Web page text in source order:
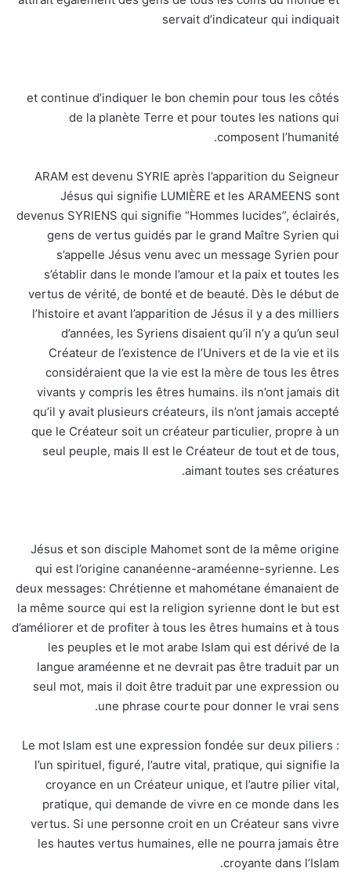
servait d’indicateur qui indiquait
et continue d’indiquer le bon chemin pour tous les côtés
de la planète Terre et pour toutes les nations qui
composent l’humanité.
ARAM est devenu SYRIE après l’apparition du Seigneur
Jésus qui signifie LUMIÈRE et les ARAMEENS sont
devenus SYRIENS qui signifie “Hommes lucides”, éclairés,
gens de vertus guidés par le grand Maître Syrien qui
s’appelle Jésus venu avec un message Syrien pour
s’établir dans le monde l’amour et la paix et toutes les
vertus de vérité, de bonté et de beauté. Dès le début de
l’histoire et avant l’apparition de Jésus il y a des milliers
d’années, les Syriens disaient qu’il n’y a qu’un seul
Créateur de l’existence de l’Univers et de la vie et ils
considéraient que la vie est la mère de tous les êtres
vivants y compris les êtres humains. ils n’ont jamais dit
qu’il y avait plusieurs créateurs, ils n’ont jamais accepté
que le Créateur soit un créateur particulier, propre à un
seul peuple, mais Il est le Créateur de tout et de tous,
aimant toutes ses créatures.
Jésus et son disciple Mahomet sont de la même origine
qui est l’origine cananéenne-araméenne-syrienne. Les
deux messages: Chrétienne et mahométane émanaient de
la même source qui est la religion syrienne dont le but est
d’améliorer et de profiter à tous les êtres humains et à tous
les peuples et le mot arabe Islam qui est dérivé de la
langue araméenne et ne devrait pas être traduit par un
seul mot, mais il doit être traduit par une expression ou
une phrase courte pour donner le vrai sens.
Le mot Islam est une expression fondée sur deux piliers :
l’un spirituel, figuré, l’autre vital, pratique, qui signifie la
croyance en un Créateur unique, et l’autre pilier vital,
pratique, qui demande de vivre en ce monde dans les
vertus. Si une personne croit en un Créateur sans vivre
les hautes vertus humaines, elle ne pourra jamais être
croyante dans l’Islam.